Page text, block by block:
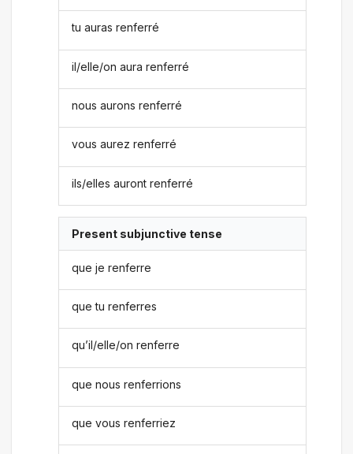
tu auras renferré
il/elle/on aura renferré
nous aurons renferré
vous aurez renferré
ils/elles auront renferré
Present subjunctive tense
que je renferre
que tu renferres
qu’il/elle/on renferre
que nous renferrions
que vous renferriez